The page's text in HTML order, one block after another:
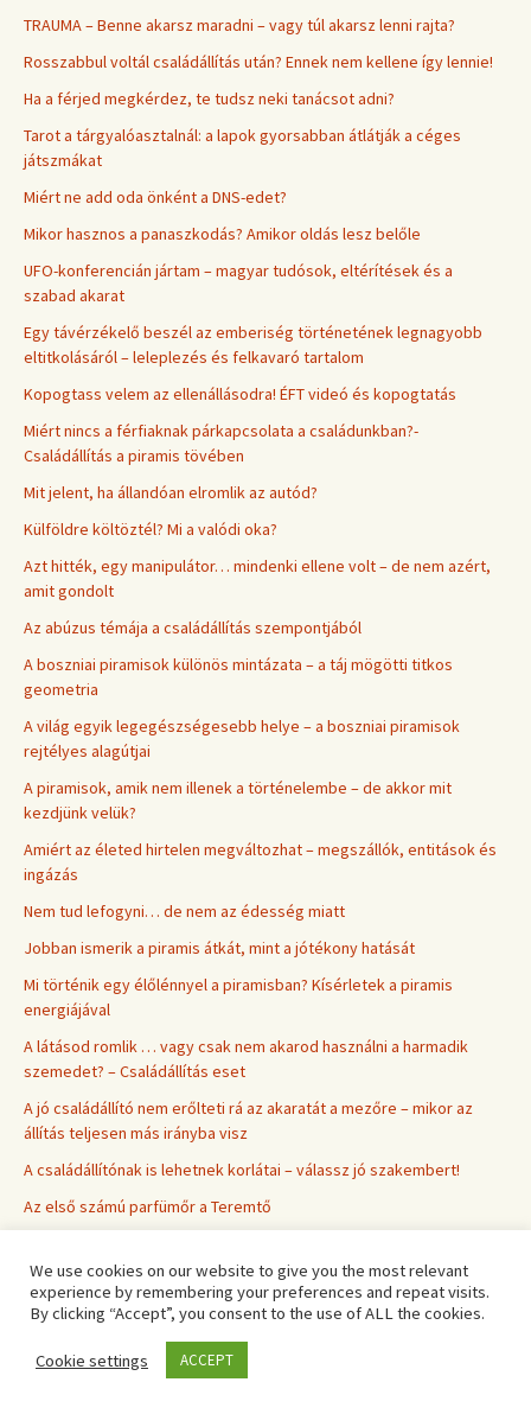
TRAUMA – Benne akarsz maradni – vagy túl akarsz lenni rajta?
Rosszabbul voltál családállítás után? Ennek nem kellene így lennie!
Ha a férjed megkérdez, te tudsz neki tanácsot adni?
Tarot a tárgyalóasztalnál: a lapok gyorsabban átlátják a céges
játszmákat
Miért ne add oda önként a DNS-edet?
Mikor hasznos a panaszkodás? Amikor oldás lesz belőle
UFO-konferencián jártam – magyar tudósok, eltérítések és a
szabad akarat
Egy távérzékelő beszél az emberiség történetének legnagyobb
eltitkolásáról – leleplezés és felkavaró tartalom
Kopogtass velem az ellenállásodra! ÉFT videó és kopogtatás
Miért nincs a férfiaknak párkapcsolata a családunkban?-
Családállítás a piramis tövében
Mit jelent, ha állandóan elromlik az autód?
Külföldre költöztél? Mi a valódi oka?
Azt hitték, egy manipulátor… mindenki ellene volt – de nem azért,
amit gondolt
Az abúzus témája a családállítás szempontjából
A boszniai piramisok különös mintázata – a táj mögötti titkos
geometria
A világ egyik legegészségesebb helye – a boszniai piramisok
rejtélyes alagútjai
A piramisok, amik nem illenek a történelembe – de akkor mit
kezdjünk velük?
Amiért az életed hirtelen megváltozhat – megszállók, entitások és
ingázás
Nem tud lefogyni… de nem az édesség miatt
Jobban ismerik a piramis átkát, mint a jótékony hatását
Mi történik egy élőlénnyel a piramisban? Kísérletek a piramis
energiájával
A látásod romlik … vagy csak nem akarod használni a harmadik
szemedet? – Családállítás eset
A jó családállító nem erőlteti rá az akaratát a mezőre – mikor az
állítás teljesen más irányba visz
A családállítónak is lehetnek korlátai – válassz jó szakembert!
Az első számú parfümőr a Teremtő
személyes tapasztalat
Ez nem mindenkinek való – zárt önismereti klub: habcsók.
Beszélgessünk a testi tünettel – aranyér, identitás és családállítás
A gondviselés 8 jelet küldött, hogy ne menjek el a színházba!
We use cookies on our website to give you the most relevant
experience by remembering your preferences and repeat visits.
By clicking “Accept”, you consent to the use of ALL the cookies.
Cookie settings ACCEPT